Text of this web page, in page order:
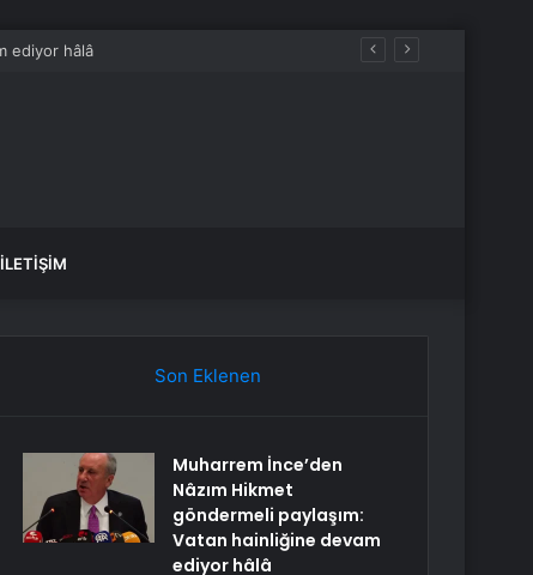
İLETIŞIM
Son Eklenen
Muharrem İnce’den
Nâzım Hikmet
göndermeli paylaşım:
Vatan hainliğine devam
ediyor hâlâ